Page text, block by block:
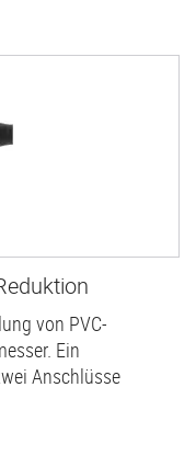
von PVC-
Ein
Anschlüsse